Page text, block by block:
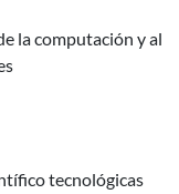
la computación y al
tecnológicas